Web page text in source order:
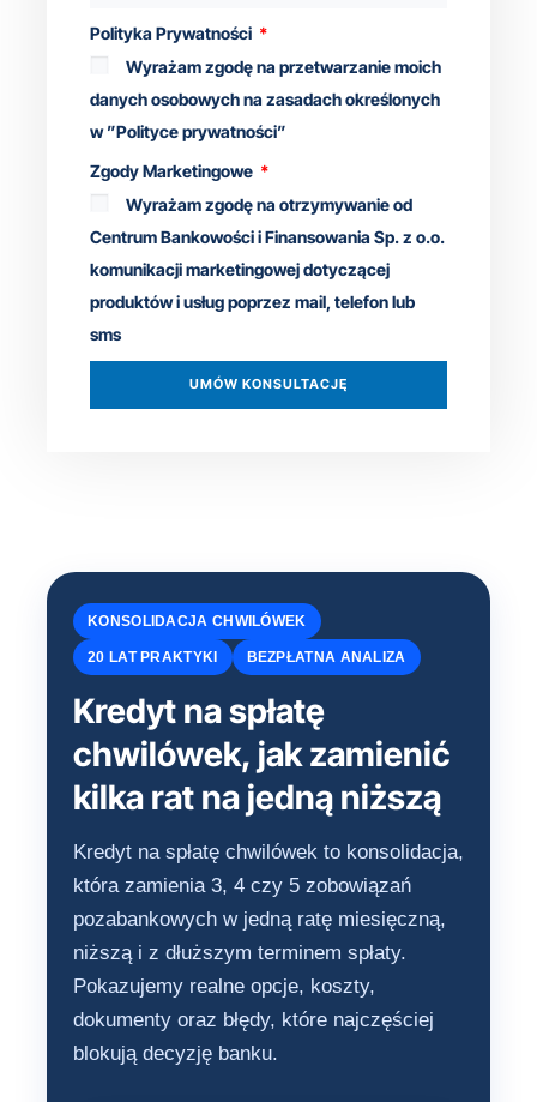
Polityka Prywatności
Wyrażam zgodę na przetwarzanie moich
danych osobowych na zasadach określonych
w ”Polityce prywatności”
Zgody Marketingowe
Wyrażam zgodę na otrzymywanie od
Centrum Bankowości i Finansowania Sp. z o.o.
komunikacji marketingowej dotyczącej
produktów i usług poprzez mail, telefon lub
sms
UMÓW KONSULTACJĘ
KONSOLIDACJA CHWILÓWEK
20 LAT PRAKTYKI BEZPŁATNA ANALIZA
Kredyt na spłatę
chwilówek, jak zamienić
kilka rat na jedną niższą
Kredyt na spłatę chwilówek to konsolidacja,
która zamienia 3, 4 czy 5 zobowiązań
pozabankowych w jedną ratę miesięczną,
niższą i z dłuższym terminem spłaty.
Pokazujemy realne opcje, koszty,
dokumenty oraz błędy, które najczęściej
blokują decyzję banku.